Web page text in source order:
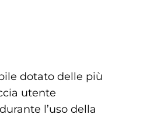
dotato delle più
utente
l’uso della